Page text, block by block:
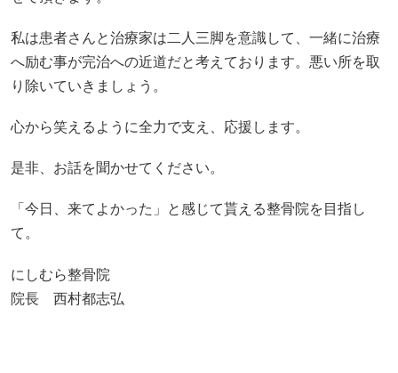
私は患者さんと治療家は二人三脚を意識して、一緒に治療
へ励む事が完治への近道だと考えております。悪い所を取
り除いていきましょう。
心から笑えるように全力で支え、応援します。
是非、お話を聞かせてください。
「今日、来てよかった」と感じて貰える整骨院を目指し
て。
にしむら整骨院
院長 西村都志弘